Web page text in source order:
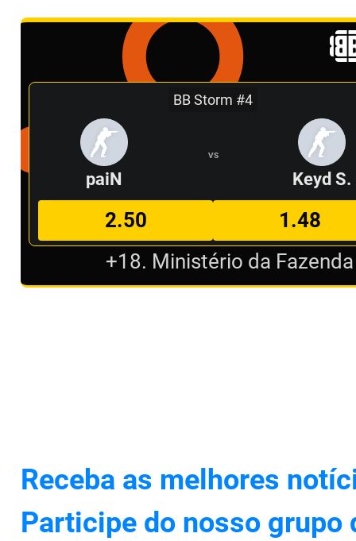
BB Storm #4
paiN
VS
Keyd S.
2.50
1.48
+18. Ministério da
Receba as melhores
Participe do nosso grupo